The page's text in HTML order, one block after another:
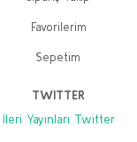
Favorilerim
Sepetim
TWITTER
İleri Yayınları Twitter